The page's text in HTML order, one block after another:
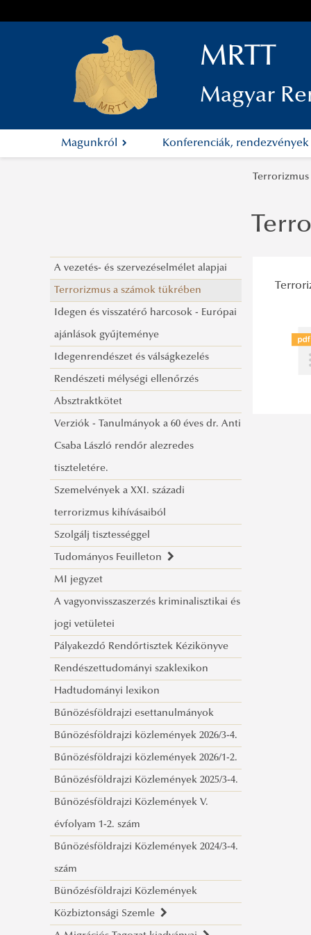
MRTT
Magyar
Magunkról Konferenciák, rendezvények
A vezetés- és szervezéselmélet alapjai
Terrorizmus a számok tükrében
Idegen és visszatérő harcosok - Európai
ajánlások gyűjteménye
Idegenrendészet és válságkezelés
Rendészeti mélységi ellenőrzés
Absztraktkötet
Verziók - Tanulmányok a 60 éves dr. Anti
Csaba László rendőr alezredes
tiszteletére.
Szemelvények a XXI. századi
terrorizmus kihívásaiból
Szolgálj tisztességgel
Tudományos Feuilleton
Tájékoztató a megjelent írásokkal
kapcsolatban
NYERŐ HELYZETBEN Világvége kontra
tudomány
Kapitulál a jogrend?
Az európai kultúrkör és az iszlám A
KÖVETENDŐ(?) ÚT
Fenntartható-e a fejlődés?
Civilizációs ártalmak
Az összehasonlító
rendészettudomány időszerűségéről
COVID Sűrített levegős
oltópisztolyok
Bevezetés a jogi kultúra világába
A jog lehetőségei és korlátai
Világűr
MI jegyzet
A vagyonvisszaszerzés kriminalisztikai és
jogi vetületei
Pályakezdő Rendőrtisztek Kézikönyve
Rendészettudományi szaklexikon
Hadtudományi lexikon
Bűnözésföldrajzi esettanulmányok
Bűnözésföldrajzi közlemények 2026/3-4.
Bűnözésföldrajzi közlemények 2026/1-2.
Bűnözésföldrajzi Közlemények 2025/3-4.
Bűnözésföldrajzi Közlemények V.
évfolyam 1-2. szám
Bűnözésföldrajzi Közlemények 2024/3-4.
szám
Bünőzésföldrajzi Közlemények
Közbiztonsági Szemle